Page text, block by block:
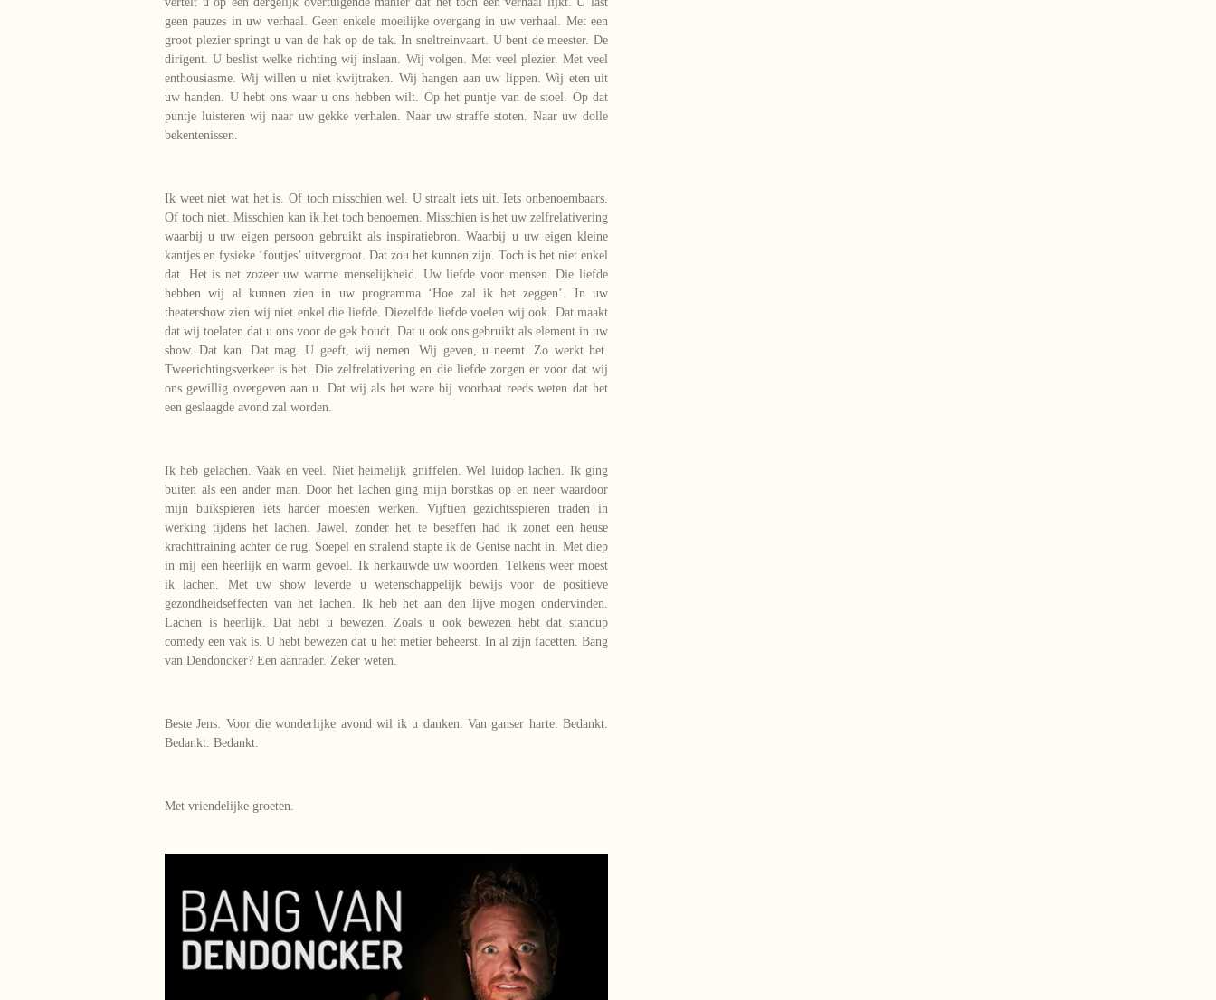
geen pauzes in uw verhaal. Geen enkele moeilijke overgang in uw verhaal. Met een
groot plezier springt u van de hak op de tak. In sneltreinvaart. U bent de meester. De
dirigent. U beslist welke richting wij inslaan. Wij volgen. Met veel plezier. Met veel
enthousiasme. Wij willen u niet kwijtraken. Wij hangen aan uw lippen. Wij eten uit
uw handen. U hebt ons waar u ons hebben wilt. Op het puntje van de stoel. Op dat
puntje luisteren wij naar uw gekke verhalen. Naar uw straffe stoten. Naar uw dolle
bekentenissen.
Ik weet niet wat het is. Of toch misschien wel. U straalt iets uit. Iets onbenoembaars.
Of toch niet. Misschien kan ik het toch benoemen. Misschien is het uw zelfrelativering
waarbij u uw eigen persoon gebruikt als inspiratiebron. Waarbij u uw eigen kleine
kantjes en fysieke ‘foutjes’ uitvergroot. Dat zou het kunnen zijn. Toch is het niet enkel
dat. Het is net zozeer uw warme menselijkheid. Uw liefde voor mensen. Die liefde
hebben wij al kunnen zien in uw programma ‘Hoe zal ik het zeggen’. In uw
theatershow zien wij niet enkel die liefde. Diezelfde liefde voelen wij ook. Dat maakt
dat wij toelaten dat u ons voor de gek houdt. Dat u ook ons gebruikt als element in uw
show. Dat kan. Dat mag. U geeft, wij nemen. Wij geven, u neemt. Zo werkt het.
Tweerichtingsverkeer is het. Die zelfrelativering en die liefde zorgen er voor dat wij
ons gewillig overgeven aan u. Dat wij als het ware bij voorbaat reeds weten dat het
een geslaagde avond zal worden.
Ik heb gelachen. Vaak en veel. Niet heimelijk gniffelen. Wel luidop lachen. Ik ging
buiten als een ander man. Door het lachen ging mijn borstkas op en neer waardoor
mijn buikspieren iets harder moesten werken. Vijftien gezichtsspieren traden in
werking tijdens het lachen. Jawel, zonder het te beseffen had ik zonet een heuse
krachttraining achter de rug. Soepel en stralend stapte ik de Gentse nacht in. Met diep
in mij een heerlijk en warm gevoel. Ik herkauwde uw woorden. Telkens weer moest
ik lachen. Met uw show leverde u wetenschappelijk bewijs voor de positieve
gezondheidseffecten van het lachen. Ik heb het aan den lijve mogen ondervinden.
Lachen is heerlijk. Dat hebt u bewezen. Zoals u ook bewezen hebt dat standup
comedy een vak is. U hebt bewezen dat u het métier beheerst. In al zijn facetten. Bang
van Dendoncker? Een aanrader. Zeker weten.
Beste Jens. Voor die wonderlijke avond wil ik u danken. Van ganser harte. Bedankt.
Bedankt. Bedankt.
Met vriendelijke groeten.